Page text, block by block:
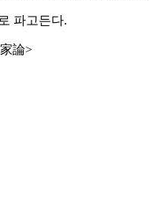
파고든다.
論>